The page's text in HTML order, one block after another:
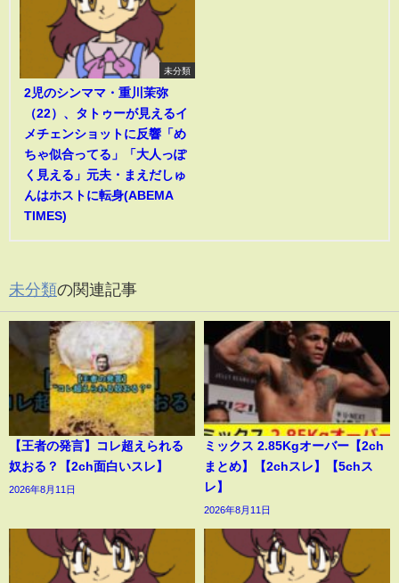
未分類
2児のシンママ・重川茉弥
（22）、タトゥーが見えるイ
メチェンショットに反響「め
ちゃ似合ってる」「大人っぽ
く見える」元夫・まえだしゅ
んはホストに転身(ABEMA
TIMES)
未分類の関連記事
【王者の発言】コレ超えられる
奴おる？【2ch面白いスレ】
2026年8月11日
ミックス 2.85Kgオーバー【2ch
まとめ】【2chスレ】【5chス
レ】
2026年8月11日